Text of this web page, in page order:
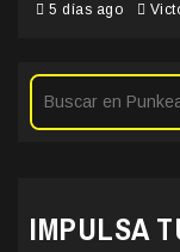
5 días ago
IMPULSA